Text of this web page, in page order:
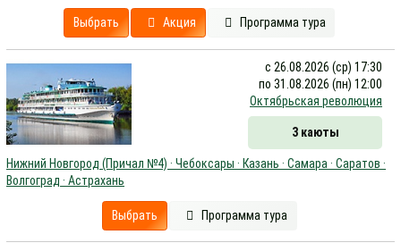
Выбрать Акция Программа тура
с 26.08.2026 (ср) 17:30
по 31.08.2026 (пн) 12:00
Октябрьская революция
3 каюты
Нижний Новгород (Причал №4) · Чебоксары · Казань · Самара · Саратов ·
Волгоград · Астрахань
Выбрать Программа тура